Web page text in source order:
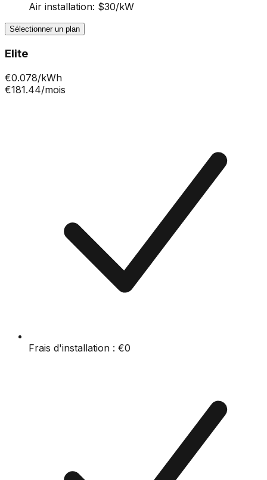
Air installation: $30/kW
Sélectionner un plan
Elite
€0.078/kWh
€181.44/mois
Frais d'installation : €0